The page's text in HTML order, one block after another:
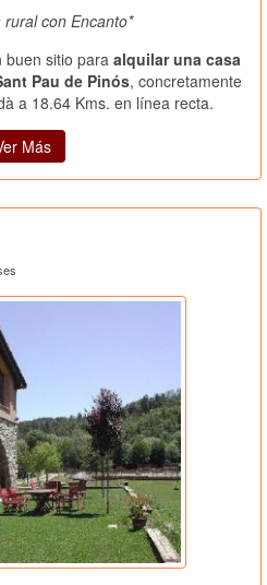
con Encanto*
buen sitio para alquilar una casa
Pau de Pinós, concretamente
a 18.64 Kms. en línea recta.
Más